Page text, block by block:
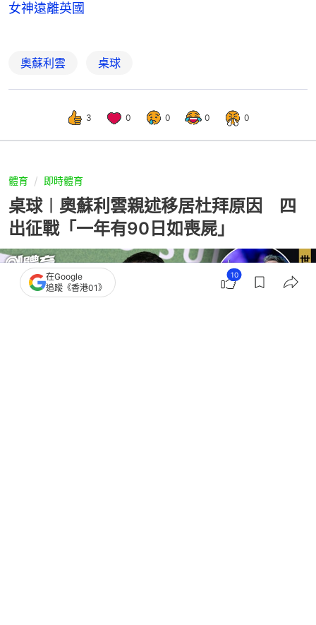
女神遠離英國
奧蘇利雲 桌球
3 0 0 0 0
體育 即時體育
桌球︱奧蘇利雲親述移居杜拜原因 四
出征戰「一年有90日如喪屍」
在Google
追蹤《香港01》
10